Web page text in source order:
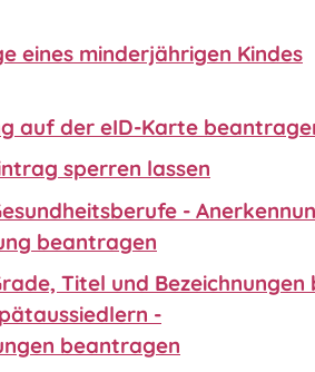
eines minderjährigen Kindes
auf der eID-Karte
sperren lassen
-
beantragen
Titel und Bezeichnungen
-
beantragen